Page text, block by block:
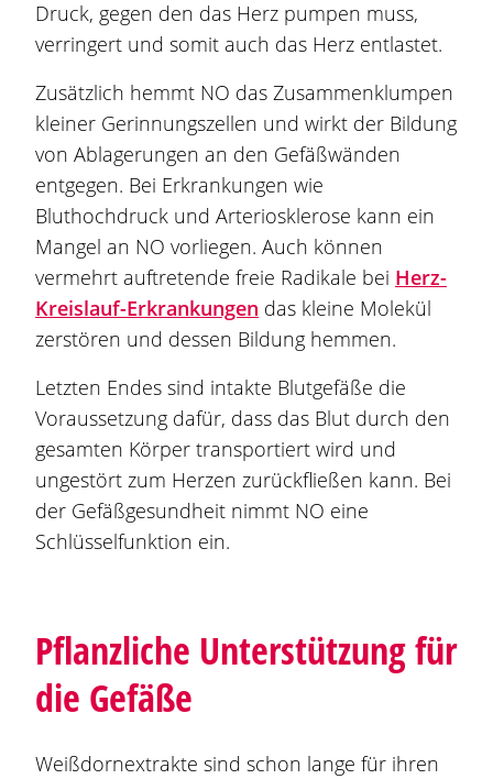
Druck, gegen den das Herz pumpen muss,
verringert und somit auch das Herz entlastet.
Zusätzlich hemmt NO das Zusammenklumpen
kleiner Gerinnungszellen und wirkt der Bildung
von Ablagerungen an den Gefäßwänden
entgegen. Bei Erkrankungen wie
Bluthochdruck und Arteriosklerose kann ein
Mangel an NO vorliegen. Auch können
vermehrt auftretende freie Radikale bei Herz-
Kreislauf-Erkrankungen das kleine Molekül
zerstören und dessen Bildung hemmen.
Letzten Endes sind intakte Blutgefäße die
Voraussetzung dafür, dass das Blut durch den
gesamten Körper transportiert wird und
ungestört zum Herzen zurückfließen kann. Bei
der Gefäßgesundheit nimmt NO eine
Schlüsselfunktion ein.
Pflanzliche Unterstützung für
die Gefäße
Weißdornextrakte sind schon lange für ihren